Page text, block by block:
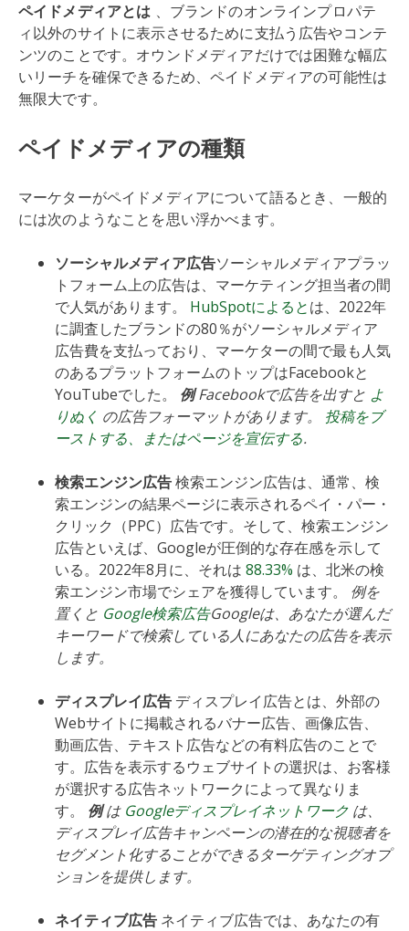
ペイドメディアとは 、ブランドのオンラインプロパテ
ィ以外のサイトに表示させるために支払う広告やコンテ
ンツのことです。オウンドメディアだけでは困難な幅広
いリーチを確保できるため、ペイドメディアの可能性は
無限大です。
ペイドメディアの種類
マーケターがペイドメディアについて語るとき、一般的
には次のようなことを思い浮かべます。
ソーシャルメディア広告ソーシャルメディアプラッ
トフォーム上の広告は、マーケティング担当者の間
で人気があります。
HubSpotによるとは、2022年
に調査したブランドの80％がソーシャルメディア
広告費を支払っており、マーケターの間で最も人気
のあるプラットフォームのトップはFacebookと
YouTubeでした。 例Facebookで広告を出すと よ
りぬく の広告フォーマットがあります。 投稿をブ
ーストする、またはページを宣伝する.
検索エンジン広告検索エンジン広告は、通常、検
索エンジンの結果ページに表示されるペイ・パー・
クリック（PPC）広告です。そして、検索エンジン
広告といえば、Googleが圧倒的な存在感を示して
いる。2022年8月に、それは 88.33% は、北米の検
索エンジン市場でシェアを獲得しています。 例を
置くと Google検索広告Googleは、あなたが選んだ
キーワードで検索している人にあなたの広告を表示
します。
ディスプレイ広告 ディスプレイ広告とは、外部の
Webサイトに掲載されるバナー広告、画像広告、
動画広告、テキスト広告などの有料広告のことで
す。広告を表示するウェブサイトの選択は、お客様
が選択する広告ネットワークによって異なりま
す。 例はGoogleディスプレイネットワーク は、
ディスプレイ広告キャンペーンの潜在的な視聴者を
セグメント化することができるターゲティングオプ
ションを提供します。
ネイティブ広告 ネイティブ広告では、あなたの有